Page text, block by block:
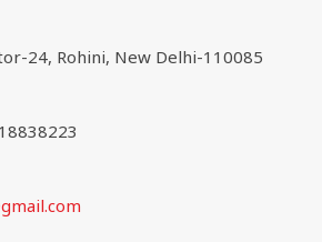
24, Rohini, New Delhi-110085